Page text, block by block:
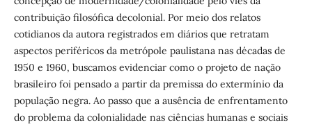
contribuição filosófica decolonial. Por meio dos relatos
cotidianos da autora registrados em diários que retratam
aspectos periféricos da metrópole paulistana nas décadas de
1950 e 1960, buscamos evidenciar como o projeto de nação
brasileiro foi pensado a partir da premissa do extermínio da
população negra. Ao passo que a ausência de enfrentamento
do problema da colonialidade nas ciências humanas e sociais